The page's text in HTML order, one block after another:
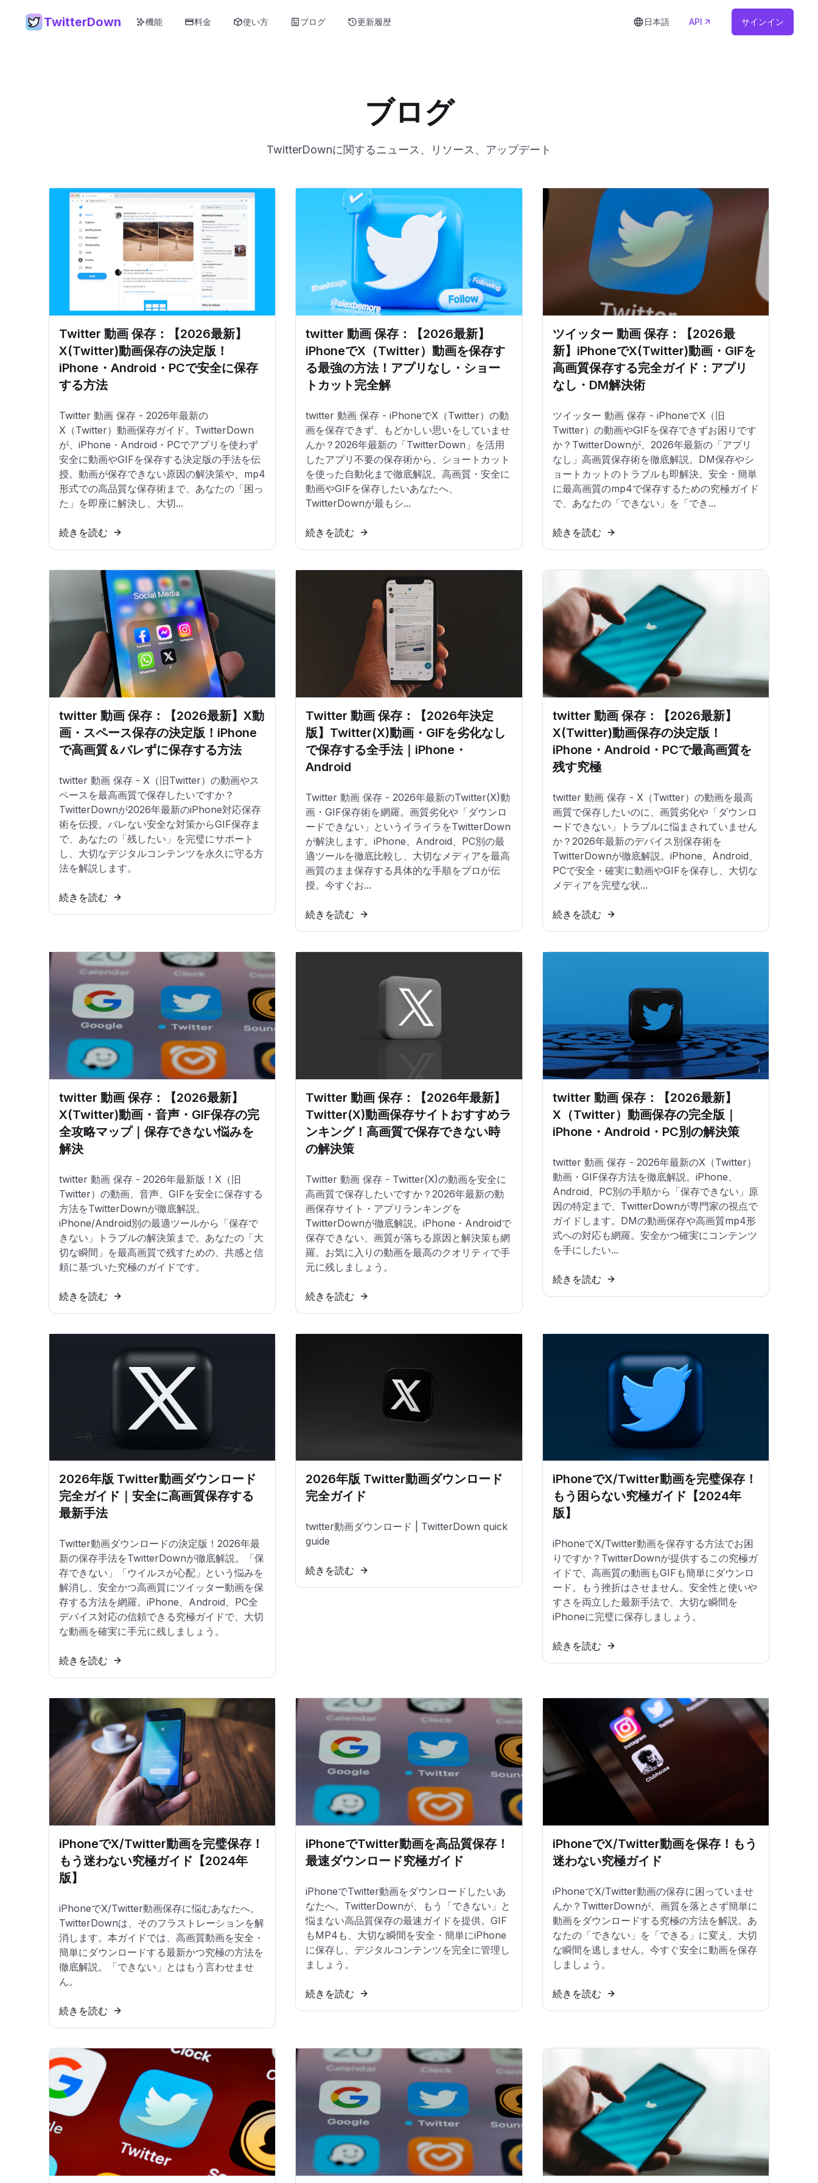
TwitterDown 機能 料金 使い方 ブログ 更新履歴 日本語 API サインイン
ブログ
TwitterDownに関するニュース、リソース、アップデート
Twitter 動画 保存：【2026最新】
X(Twitter)動画保存の決定版！
iPhone・Android・PCで安全に保存
する方法
Twitter 動画 保存 - 2026年最新の
X（Twitter）動画保存ガイド。TwitterDown
が、iPhone・Android・PCでアプリを使わず
安全に動画やGIFを保存する決定版の手法を伝
授。動画が保存できない原因の解決策や、mp4
形式での高品質な保存術まで、あなたの「困っ
た」を即座に解決し、大切...
続きを読む
twitter 動画 保存：【2026最新】
iPhoneでX（Twitter）動画を保存す
る最強の方法！アプリなし・ショー
トカット完全解
twitter 動画 保存 - iPhoneでX（Twitter）の動
画を保存できず、もどかしい思いをしていませ
んか？2026年最新の「TwitterDown」を活用
したアプリ不要の保存術から、ショートカット
を使った自動化まで徹底解説。高画質・安全に
動画やGIFを保存したいあなたへ、
TwitterDownが最もシ...
続きを読む
ツイッター 動画 保存：【2026最
新】iPhoneでX(Twitter)動画・GIFを
高画質保存する完全ガイド：アプリ
なし・DM解決術
ツイッター 動画 保存 - iPhoneでX（旧
Twitter）の動画やGIFを保存できずお困りです
か？TwitterDownが、2026年最新の「アプリ
なし」高画質保存術を徹底解説。DM保存やシ
ョートカットのトラブルも即解決。安全・簡単
に最高画質のmp4で保存するための究極ガイド
で、あなたの「できない」を「でき...
続きを読む
twitter 動画 保存：【2026最新】X動
画・スペース保存の決定版！iPhone
で高画質＆バレずに保存する方法
twitter 動画 保存 - X（旧Twitter）の動画やス
ペースを最高画質で保存したいですか？
TwitterDownが2026年最新のiPhone対応保存
術を伝授。バレない安全な対策からGIF保存ま
で、あなたの「残したい」を完璧にサポート
し、大切なデジタルコンテンツを永久に守る方
法を解説します。
続きを読む
Twitter 動画 保存：【2026年決定
版】Twitter(X)動画・GIFを劣化なし
で保存する全手法｜iPhone・
Android
Twitter 動画 保存 - 2026年最新のTwitter(X)動
画・GIF保存術を網羅。画質劣化や「ダウンロ
ードできない」というイライラをTwitterDown
が解決します。iPhone、Android、PC別の最
適ツールを徹底比較し、大切なメディアを最高
画質のまま保存する具体的な手順をプロが伝
授。今すぐお...
続きを読む
twitter 動画 保存：【2026最新】
X(Twitter)動画保存の決定版！
iPhone・Android・PCで最高画質を
残す究極
twitter 動画 保存 - X（Twitter）の動画を最高
画質で保存したいのに、画質劣化や「ダウンロ
ードできない」トラブルに悩まされていません
か？2026年最新のデバイス別保存術を
TwitterDownが徹底解説。iPhone、Android、
PCで安全・確実に動画やGIFを保存し、大切な
メディアを完璧な状...
続きを読む
twitter 動画 保存：【2026最新】
X(Twitter)動画・音声・GIF保存の完
全攻略マップ｜保存できない悩みを
解決
twitter 動画 保存 - 2026年最新版！X（旧
Twitter）の動画、音声、GIFを安全に保存する
方法をTwitterDownが徹底解説。
iPhone/Android別の最適ツールから「保存で
きない」トラブルの解決策まで。あなたの「大
切な瞬間」を最高画質で残すための、共感と信
頼に基づいた究極のガイドです。
続きを読む
Twitter 動画 保存：【2026年最新】
Twitter(X)動画保存サイトおすすめラ
ンキング！高画質で保存できない時
の解決策
Twitter 動画 保存 - Twitter(X)の動画を安全に
高画質で保存したいですか？2026年最新の動
画保存サイト・アプリランキングを
TwitterDownが徹底解説。iPhone・Androidで
保存できない、画質が落ちる原因と解決策も網
羅。お気に入りの動画を最高のクオリティで手
元に残しましょう。
続きを読む
twitter 動画 保存：【2026最新】
X（Twitter）動画保存の完全版｜
iPhone・Android・PC別の解決策
twitter 動画 保存 - 2026年最新のX（Twitter）
動画・GIF保存方法を徹底解説。iPhone、
Android、PC別の手順から「保存できない」原
因の特定まで、TwitterDownが専門家の視点で
ガイドします。DMの動画保存や高画質mp4形
式への対応も網羅。安全かつ確実にコンテンツ
を手にしたい...
続きを読む
2026年版 Twitter動画ダウンロード
完全ガイド｜安全に高画質保存する
最新手法
Twitter動画ダウンロードの決定版！2026年最
新の保存手法をTwitterDownが徹底解説。「保
存できない」「ウイルスが心配」という悩みを
解消し、安全かつ高画質にツイッター動画を保
存する方法を網羅。iPhone、Android、PC全
デバイス対応の信頼できる究極ガイドで、大切
な動画を確実に手元に残しましょう。
続きを読む
2026年版 Twitter動画ダウンロード
完全ガイド
twitter動画ダウンロード | TwitterDown quick
guide
続きを読む
iPhoneでX/Twitter動画を完璧保存！
もう困らない究極ガイド【2024年
版】
iPhoneでX/Twitter動画を保存する方法でお困
りですか？TwitterDownが提供するこの究極ガ
イドで、高画質の動画もGIFも簡単にダウンロ
ード。もう挫折はさせません。安全性と使いや
すさを両立した最新手法で、大切な瞬間を
iPhoneに完璧に保存しましょう。
続きを読む
iPhoneでX/Twitter動画を完璧保存！
もう迷わない究極ガイド【2024年
版】
iPhoneでX/Twitter動画保存に悩むあなたへ。
TwitterDownは、そのフラストレーションを解
消します。本ガイドでは、高画質動画を安全・
簡単にダウンロードする最新かつ究極の方法を
徹底解説。「できない」とはもう言わせませ
ん。
続きを読む
iPhoneでTwitter動画を高品質保存！
最速ダウンロード究極ガイド
iPhoneでTwitter動画をダウンロードしたいあ
なたへ。TwitterDownが、もう「できない」と
悩まない高品質保存の最速ガイドを提供。GIF
もMP4も、大切な瞬間を安全・簡単にiPhone
に保存し、デジタルコンテンツを完全に管理し
ましょう。
続きを読む
iPhoneでX/Twitter動画を保存！もう
迷わない究極ガイド
iPhoneでX/Twitter動画の保存に困っていませ
んか？TwitterDownが、画質を落とさず簡単に
動画をダウンロードする究極の方法を解説。あ
なたの「できない」を「できる」に変え、大切
な瞬間を逃しません。今すぐ安全に動画を保存
しましょう。
続きを読む